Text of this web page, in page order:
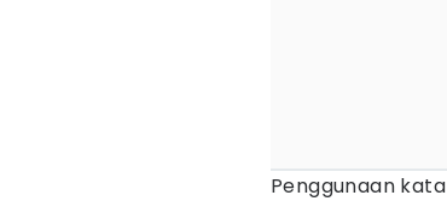
Penggunaan kata